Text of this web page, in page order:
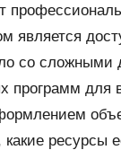
является
со сложными
программ для
ресурсы